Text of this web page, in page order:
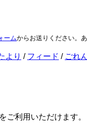
からお送りください。あま
より フィード ごれ
をご利用いただけます。